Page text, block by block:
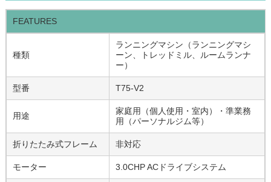
FEATURES
種類
ランニングマシン（ランニングマシ
ーン、トレッドミル、ルームランナ
ー）
型番 T75-V2
用途
家庭用（個人使用・室内）・準業務
用（パーソナルジム等）
折りたたみ式フレーム 非対応
モーター 3.0CHP ACドライブシステム